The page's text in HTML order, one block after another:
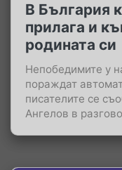
В България
прилага и
родината си
Непобедимите у
пораждат
писателите се
Ангелов в